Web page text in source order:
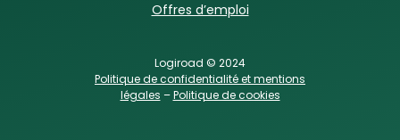
Offres d’emploi
Logiroad © 2024
Politique de confidentialité et mentions
légales –Politique de cookies